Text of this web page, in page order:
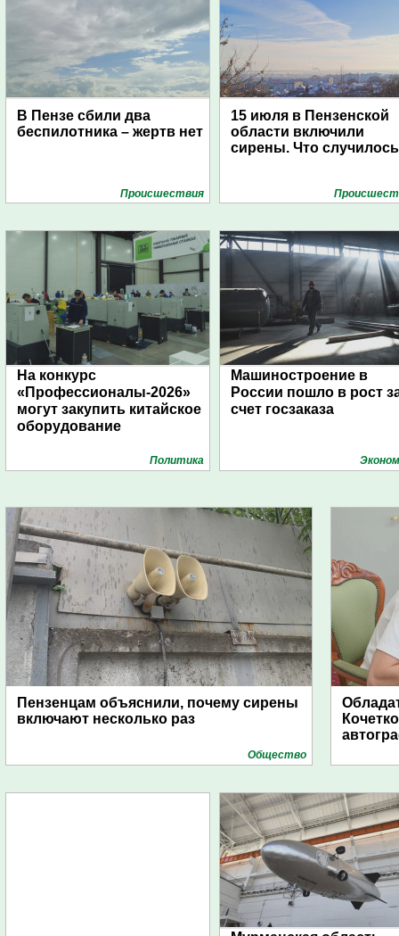
В Пензе сбили два
беспилотника – жертв нет
Проиcшествия
15 июля в Пензенской
области включили
сирены. Что
На конкурс
«Профессионалы-2026»
могут закупить китайское
оборудование
Политика
Машиностроение в
России пошло в рост
счет госзаказа
Пензенцам объяснили, почему сирены
включают несколько раз
Общество